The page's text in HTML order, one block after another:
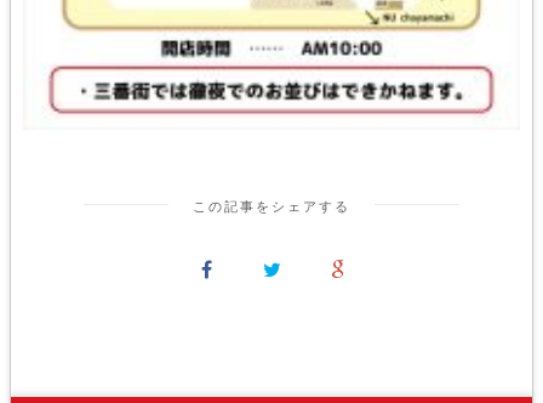
この記事をシェアする